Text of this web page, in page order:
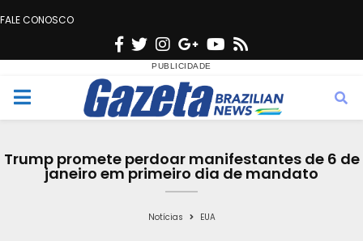
FALE CONOSCO
F
c
e
o
o
T
w
i
t
e
n
s
t
g
r
a
G
o
o
g
e
Y
u
t
b
s
M
Trump promete perdoar manifestantes de 6 de
janeiro em primeiro dia de mandato
Notícias EUA